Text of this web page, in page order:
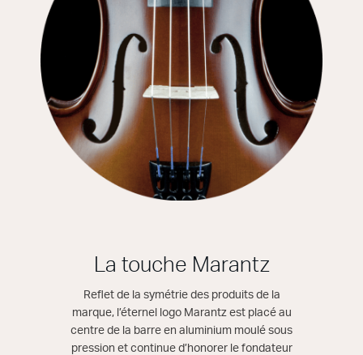
La touche Marantz
Reflet de la symétrie des produits de la
marque, l’éternel logo Marantz est placé au
centre de la barre en aluminium moulé sous
pression et continue d’honorer le fondateur